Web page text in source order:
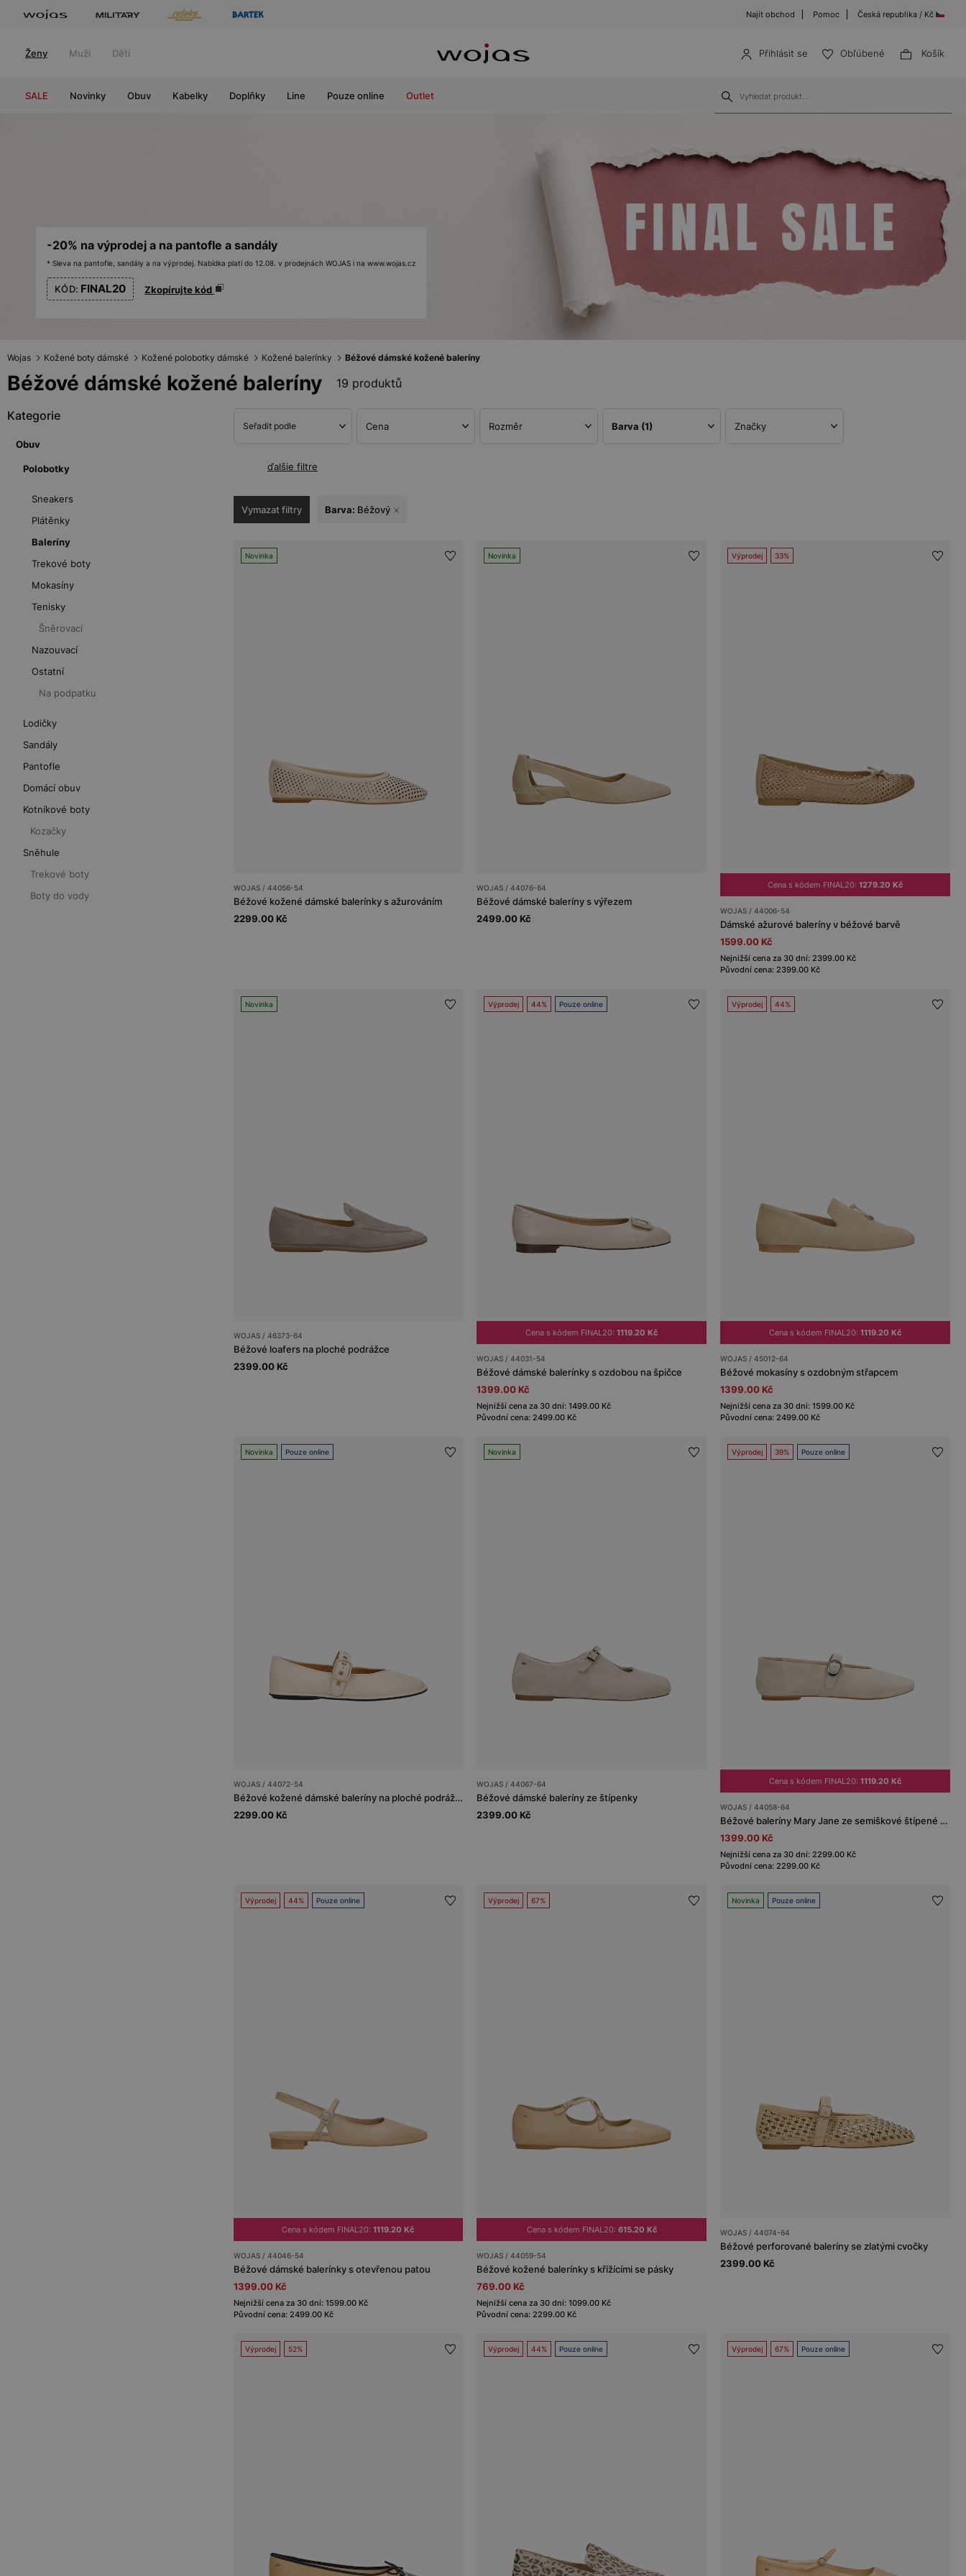
Najít obchod Pomoc Česká republika / Kč
Ženy Muži Děti Přihlásit se Obľúbené Košík
SALE Novinky Obuv Kabelky Doplňky Line Pouze online Outlet
-20% na výprodej a na pantofle a sandály
* Sleva na pantofle, sandály a na výprodej. Nabídka platí do 12.08. v prodejnách WOJAS i na www.wojas.cz
KÓD: FINAL20 Zkopírujte kód
Wojas Kožené boty dámské Kožené polobotky dámské Kožené balerínky Béžové dámské kožené baleríny
Béžové dámské kožené baleríny 19 produktů
Kategorie
Obuv
Polobotky
Sneakers
Plátěnky
Baleríny
Trekové boty
Mokasíny
Tenisky
Šněrovací
Nazouvací
Ostatní
Na podpatku
Lodičky
Sandály
Pantofle
Domácí obuv
Kotníkové boty
Kozačky
Sněhule
Trekové boty
Boty do vody
Seřadit podle Cena Rozměr Barva (1) Značky
ďalšie filtre
Vymazat filtry Barva: Béžový
Novinka
WOJAS / 44056-54
Béžové kožené dámské balerínky s ažurováním
2299.00 Kč
Novinka
WOJAS / 44076-64
Béžové dámské baleríny s výřezem
2499.00 Kč
Výprodej 33%
Cena s kódem FINAL20:1279.20 Kč
WOJAS / 44006-54
Dámské ažurové baleríny v béžové barvě
1599.00 Kč
Nejnižší cena za 30 dní: 2399.00 Kč
Původní cena: 2399.00 Kč
Novinka
WOJAS / 46373-64
Béžové loafers na ploché podrážce
2399.00 Kč
Výprodej 44% Pouze online
Cena s kódem FINAL20:1119.20 Kč
WOJAS / 44031-54
Béžové dámské balerínky s ozdobou na špičce
1399.00 Kč
Nejnižší cena za 30 dní: 1499.00 Kč
Původní cena: 2499.00 Kč
Výprodej 44%
Cena s kódem FINAL20:1119.20 Kč
WOJAS / 45012-64
Béžové mokasíny s ozdobným střapcem
1399.00 Kč
Nejnižší cena za 30 dní: 1599.00 Kč
Původní cena: 2499.00 Kč
Novinka Pouze online
WOJAS / 44072-54
Béžové kožené dámské baleríny na ploché podrážce
2299.00 Kč
Novinka
WOJAS / 44067-64
Béžové dámské baleríny ze štípenky
2399.00 Kč
Výprodej 39% Pouze online
Cena s kódem FINAL20:1119.20 Kč
WOJAS / 44058-64
Béžové baleríny Mary Jane ze semiškové štípené kůže
1399.00 Kč
Nejnižší cena za 30 dní: 2299.00 Kč
Původní cena: 2299.00 Kč
Výprodej 44% Pouze online
Cena s kódem FINAL20:1119.20 Kč
WOJAS / 44046-54
Béžové dámské balerínky s otevřenou patou
1399.00 Kč
Nejnižší cena za 30 dní: 1599.00 Kč
Původní cena: 2499.00 Kč
Výprodej 67%
Cena s kódem FINAL20: 615.20 Kč
WOJAS / 44059-54
Béžové kožené balerínky s křížícími se pásky
769.00 Kč
Nejnižší cena za 30 dní: 1099.00 Kč
Původní cena: 2299.00 Kč
Novinka Pouze online
WOJAS / 44074-64
Béžové perforované baleríny se zlatými cvočky
2399.00 Kč
Výprodej 52% Výprodej 44% Pouze online Výprodej 67% Pouze online